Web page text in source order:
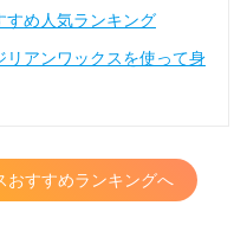
すめ人気ランキング
リアンワックスを使って身
すすめランキングへ